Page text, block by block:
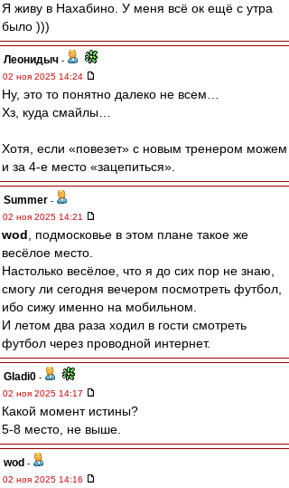
Я живу в Нахабино. У меня всё ок ещё с утра
было )))
Леонидыч -
02 ноя 2025 14:24
Ну, это то понятно далеко не всем…
Хз, куда смайлы…
Хотя, если «повезет» с новым тренером можем
и за 4-е место «зацепиться».
Summer -
02 ноя 2025 14:21
wod , подмосковье в этом плане такое же
весёлое место.
Настолько весёлое, что я до сих пор не знаю,
смогу ли сегодня вечером посмотреть футбол,
ибо сижу именно на мобильном.
И летом два раза ходил в гости смотреть
футбол через проводной интернет.
Gladi0 -
02 ноя 2025 14:17
Какой момент истины?
5-8 место, не выше.
wod -
02 ноя 2025 14:16